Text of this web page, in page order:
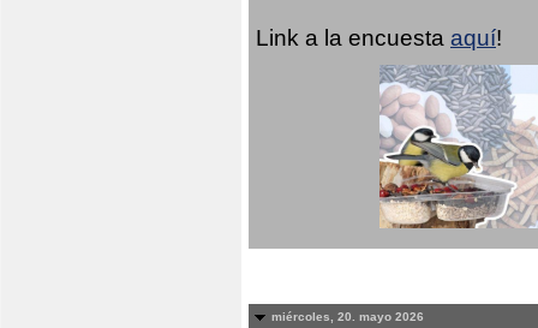
Link a la encuesta aquí!
miércoles, 20. mayo 2026